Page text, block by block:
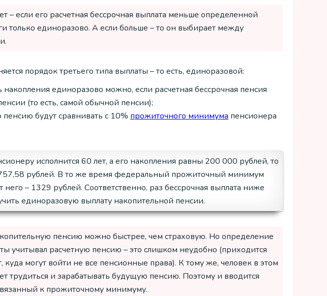
– если его расчетная бессрочная выплата меньше определенной
только единоразово. А если больше – то он выбирает между
порядок третьего типа выплаты – то есть, единоразовой:
накопления единоразово можно, если расчетная бессрочная пенсия
(то есть, самой обычной пенсии);
пенсию будут сравнивать с 10% прожиточного минимума пенсионера
исполнится 60 лет, а его накопления равны 200 000 рублей, то
757,58 рублей. В то же время федеральный прожиточный минимум
– 1329 рублей. Соответственно, раз бессрочная выплата ниже
единоразовую выплату накопительной пенсии.
пенсию можно быстрее, чем страховую. Но определение
учитывал расчетную пенсию – это слишком неудобно (приходится
куда могут войти не все пенсионные права). К тому же, человек в этом
трудиться и зарабатывать будущую пенсию. Поэтому и вводится
к прожиточному минимуму.